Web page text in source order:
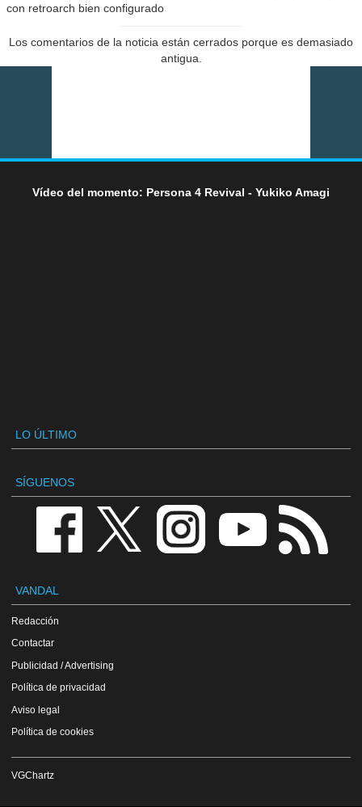
con retroarch bien configurado
Los comentarios de la noticia están cerrados porque es demasiado
antigua.
Vídeo del momento: Persona 4 Revival - Yukiko Amagi
LO ÚLTIMO
SÍGUENOS
VANDAL
Redacción
Contactar
Publicidad / Advertising
Política de privacidad
Aviso legal
Política de cookies
VGChartz